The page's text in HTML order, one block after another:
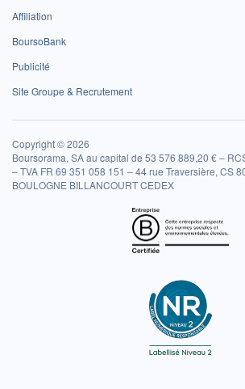
Affiliation
BoursoBank
Publicité
Site Groupe & Recrutement
Copyright © 2026
Boursorama, SA au capital de 53 576 889,20 € –
– TVA FR 69 351 058 151 – 44 rue Traversière, CS
BOULOGNE BILLANCOURT CEDEX